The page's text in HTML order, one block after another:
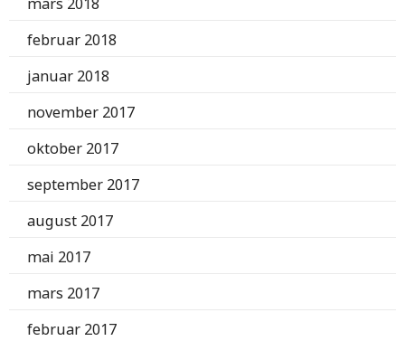
februar 2018
januar 2018
november 2017
oktober 2017
september 2017
august 2017
mai 2017
mars 2017
februar 2017